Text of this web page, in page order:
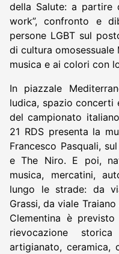
della Salute: a partire
work”, confronto e
persone LGBT sul
di cultura omosessuale
musica e ai colori con
In piazzale
ludica, spazio concerti
del campionato
21 RDS presenta la
Francesco Pasquali,
e The Niro. E poi,
musica, mercatini,
lungo le strade: da
Grassi, da viale
Clementina è
rievocazione
artigianato, ceramica,